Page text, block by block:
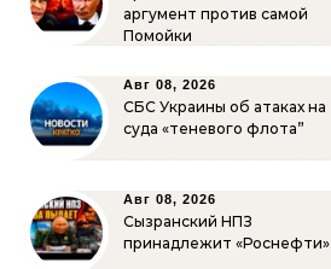
аргумент против самой
Помойки
Авг 08, 2026
СБС Украины об атаках на
суда «теневого флота”
Авг 08, 2026
Сызранский НПЗ
принадлежит «Роснефти»